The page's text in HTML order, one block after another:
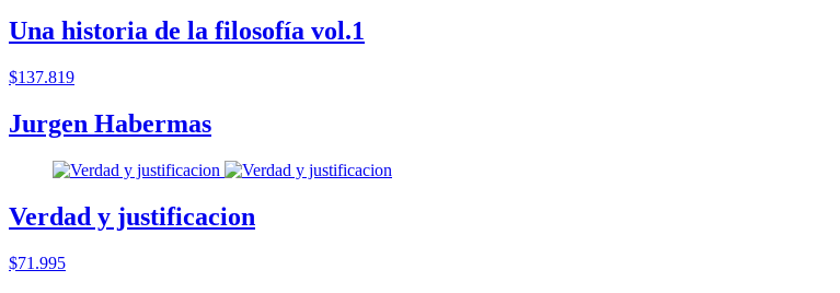
Una historia de la filosofía vol.1
$137.819
Jurgen Habermas
Verdad y justificacion
$71.995